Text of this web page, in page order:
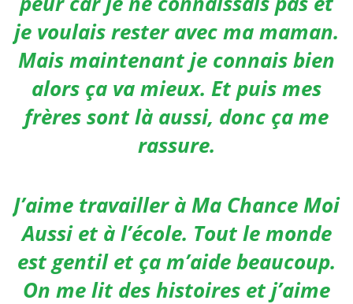
je voulais rester avec ma maman.
Mais maintenant je connais bien
alors ça va mieux. Et puis mes
frères sont là aussi, donc ça me
rassure.
J’aime travailler à Ma Chance Moi
Aussi et à l’école. Tout le monde
est gentil et ça m’aide beaucoup.
On me lit des histoires et j’aime